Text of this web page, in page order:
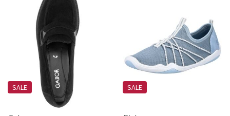
SALE SALE